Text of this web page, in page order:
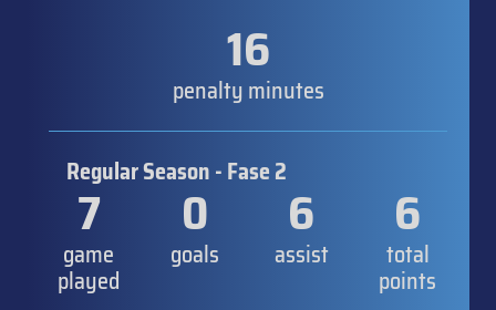
16
penalty minutes
Regular Season - Fase 2
7
game
played
0
goals
6
assist
6
total
points